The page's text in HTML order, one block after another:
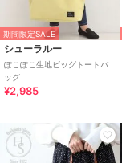
期間限定SALE
シューラルー
ぽこぽこ生地ビッグトートバ
ッグ
¥2,985